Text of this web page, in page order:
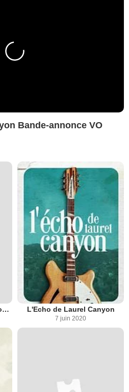
Bande-annonce VO
MTV Unplugged Eric Clapton : plus de 30 ans après L'Echo de Laurel Canyon
7 juin 2020